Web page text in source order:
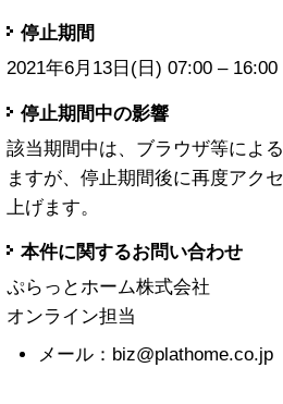
停止期間
2021年6月13日(日) 07:00 –
停止期間中の影響
該当期間中は、ブラウザ等によ
ますが、停止期間後に再度アク
上げます。
本件に関するお問い合わせ
ぷらっとホーム株式会社
オンライン担当
メール：biz@plathome.co.jp